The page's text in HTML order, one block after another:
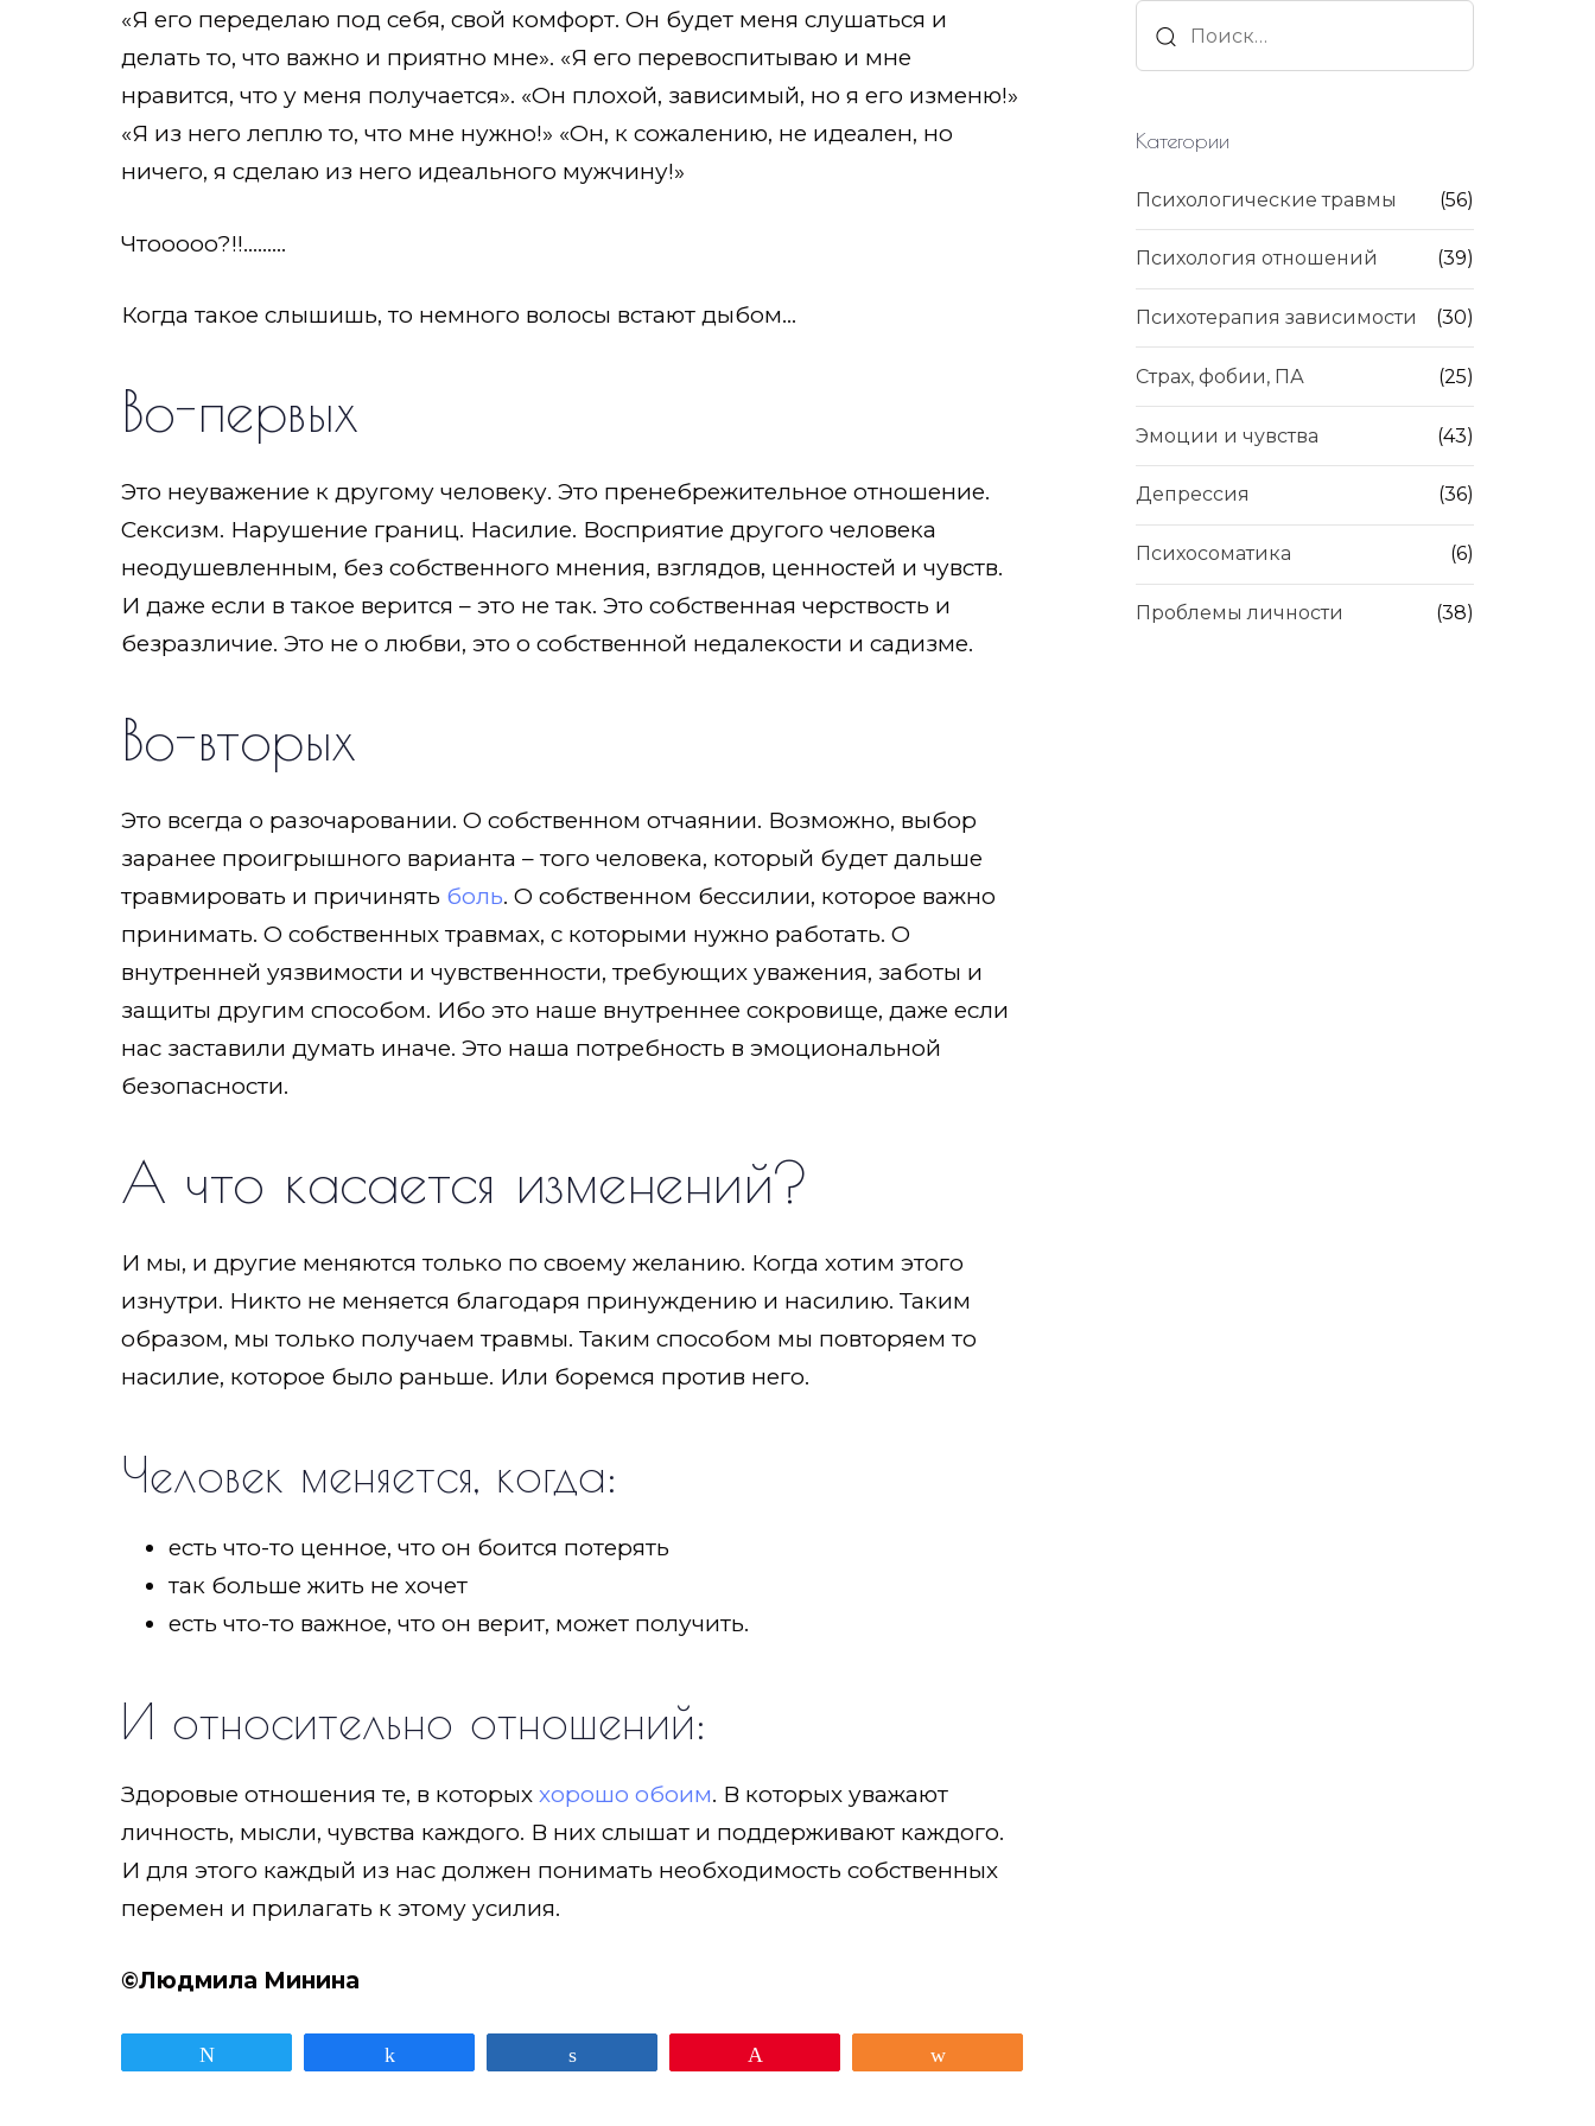
«Я его переделаю под себя, свой комфорт. Он будет меня слушаться и
делать то, что важно и приятно мне». «Я его перевоспитываю и мне
нравится, что у меня получается». «Он плохой, зависимый, но я его изменю!»
«Я из него леплю то, что мне нужно!» «Он, к сожалению, не идеален, но
ничего, я сделаю из него идеального мужчину!»
Чтооооо?!!………
Когда такое слышишь, то немного волосы встают дыбом…
Во-первых
Это неуважение к другому человеку. Это пренебрежительное отношение.
Сексизм. Нарушение границ. Насилие. Восприятие другого человека
неодушевленным, без собственного мнения, взглядов, ценностей и чувств.
И даже если в такое верится – это не так. Это собственная черствость и
безразличие. Это не о любви, это о собственной недалекости и садизме.
Во-вторых
Это всегда о разочаровании. О собственном отчаянии. Возможно, выбор
заранее проигрышного варианта – того человека, который будет дальше
травмировать и причинять боль. О собственном бессилии, которое важно
принимать. О собственных травмах, с которыми нужно работать. О
внутренней уязвимости и чувственности, требующих уважения, заботы и
защиты другим способом. Ибо это наше внутреннее сокровище, даже если
нас заставили думать иначе. Это наша потребность в эмоциональной
безопасности.
А что касается изменений?
И мы, и другие меняются только по своему желанию. Когда хотим этого
изнутри. Никто не меняется благодаря принуждению и насилию. Таким
образом, мы только получаем травмы. Таким способом мы повторяем то
насилие, которое было раньше. Или боремся против него.
Человек меняется, когда:
есть что-то ценное, что он боится потерять
так больше жить не хочет
есть что-то важное, что он верит, может получить.
И относительно отношений:
Здоровые отношения те, в которых хорошо обоим. В которых уважают
личность, мысли, чувства каждого. В них слышат и поддерживают каждого.
И для этого каждый из нас должен понимать необходимость собственных
перемен и прилагать к этому усилия.
©️Людмила Минина
Категории
Психологические травмы (56)
Психология отношений (39)
Психотерапия зависимости (30)
Страх, фобии, ПА (25)
Эмоции и чувства (43)
Депрессия (36)
Психосоматика (6)
Проблемы личности (38)